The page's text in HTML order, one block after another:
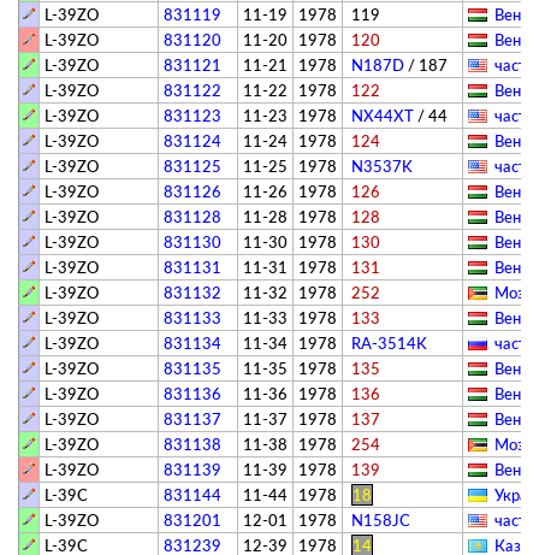
L-39ZO
831119 11-19 1978 119
L-39ZO
831120 11-20 1978 120
L-39ZO
831121 11-21 1978 N187D / 187
L-39ZO
831122 11-22 1978 122
L-39ZO
831123 11-23 1978 NX44XT /44
L-39ZO
831124 11-24 1978 124
L-39ZO
831125 11-25 1978 N3537K
L-39ZO
831126 11-26 1978 126
L-39ZO
831128 11-28 1978 128
L-39ZO
831130 11-30 1978 130
L-39ZO
831131 11-31 1978 131
L-39ZO
831132 11-32 1978 252
L-39ZO
831133 11-33 1978 133
L-39ZO
831134 11-34 1978 RA-3514K
L-39ZO
831135 11-35 1978 135
L-39ZO
831136 11-36 1978 136
L-39ZO
831137 11-37 1978 137
L-39ZO
831138 11-38 1978 254
L-39ZO
831139 11-39 1978 139
L-39C
831144 11-44 1978 18
L-39ZO
831201 12-01 1978 N158JC
L-39C
831239 12-39 1978 14